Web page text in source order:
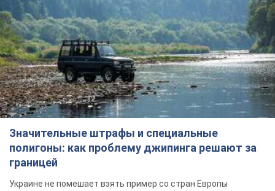
Значительные штрафы и специальные
полигоны: как проблему джипинга решают за
границей
Украине не помешает взять пример со стран Европы